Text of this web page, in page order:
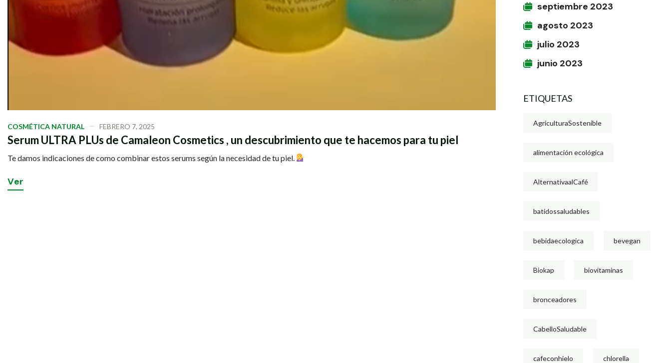
COSMÉTICA NATURAL FEBRERO 7, 2025
Serum ULTRA PLUs de Camaleon Cosmetics , un descubrimiento que te hacemos para tu piel
Te damos indicaciones de como combinar estos serums según la necesidad de tu piel.
Ver
septiembre 2023
agosto 2023
julio 2023
junio 2023
ETIQUETAS
AgriculturaSostenible
alimentación ecológica
AlternativaalCafé
batidossaludables
bebidaecologica bevegan
Biokap biovitaminas
bronceadores
CabelloSaludable
cafeconhielo chlorella